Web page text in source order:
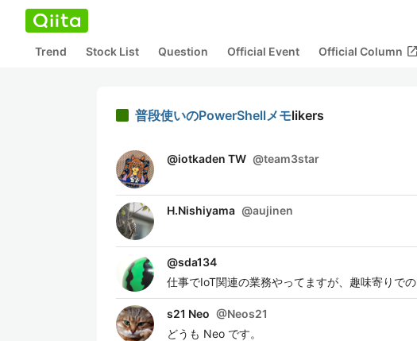
Trend Stock List Question Official Event Official Column open_in_new
普段使いのPowerShellメモlikers
@iotkaden TW @team3star
H.Nishiyama @aujinen
@sda134
仕事でIoT関連の業務やってますが、趣味寄りで
s21 Neo @Neos21
どうも Neo です。